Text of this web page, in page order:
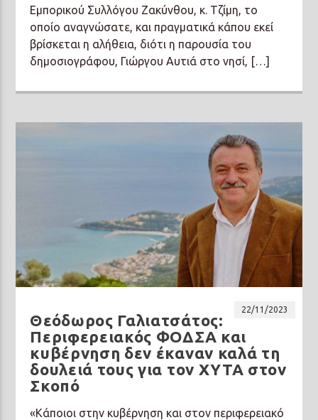
Εμπορικού Συλλόγου Ζακύνθου, κ. Τζίμη, το
οποίο αναγνώσατε, και πραγματικά κάπου εκεί
βρίσκεται η αλήθεια, διότι η παρουσία του
δημοσιογράφου, Γιώργου Αυτιά στο νησί, […]
22/11/2023
Θεόδωρος Γαλιατσάτος:
Περιφερειακός ΦΟΔΣΑ και
κυβέρνηση δεν έκαναν καλά τη
δουλειά τους για τον ΧΥΤΑ στον
Σκοπό
«Κάποιοι στην κυβέρνηση και στον περιφερειακό